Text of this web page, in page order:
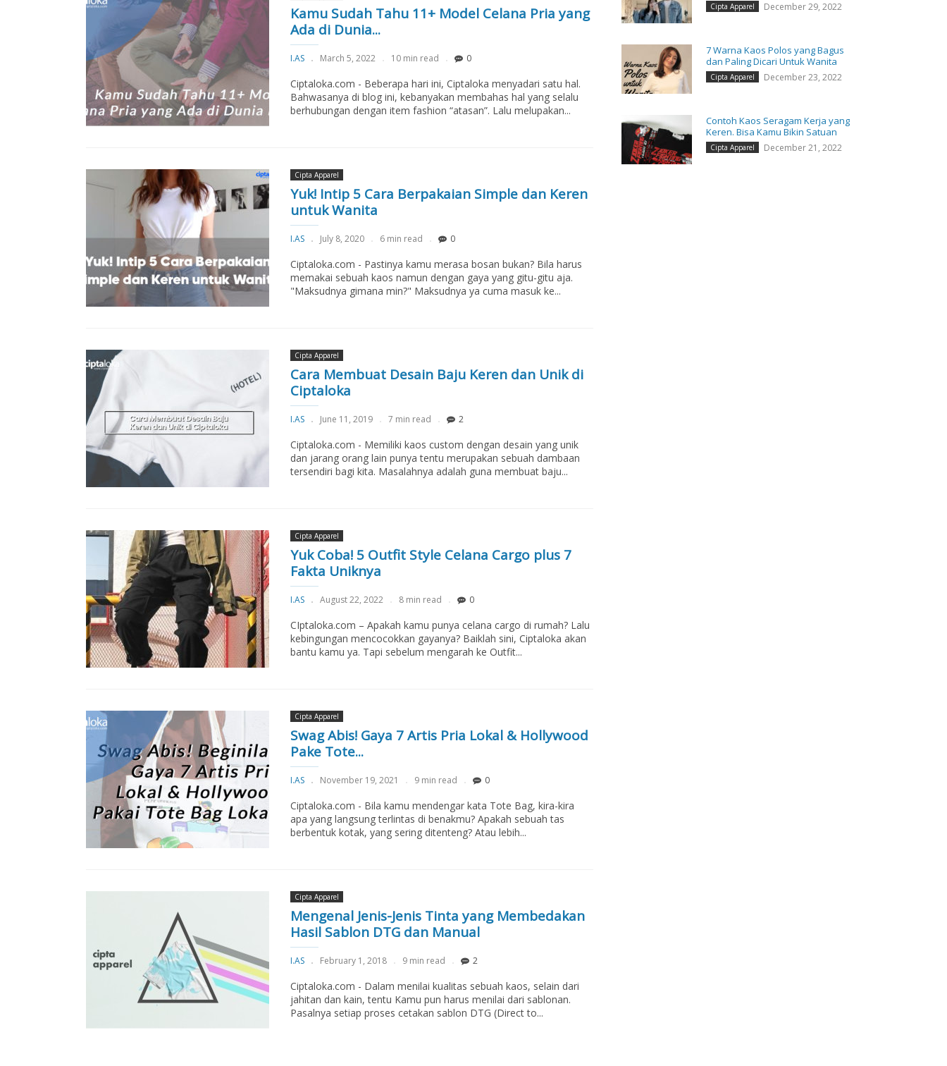
Kamu Sudah Tahu 11+ Model Celana Pria yang
Ada di Dunia...
I.AS March 5, 2022 10 min read 0
Ciptaloka.com - Beberapa hari ini, Ciptaloka menyadari satu hal.
Bahwasanya di blog ini, kebanyakan membahas hal yang selalu
berhubungan dengan item fashion “atasan”. Lalu melupakan...
Cipta Apparel
Yuk! Intip 5 Cara Berpakaian Simple dan Keren
untuk Wanita
I.AS July 8, 2020 6 min read 0
Ciptaloka.com - Pastinya kamu merasa bosan bukan? Bila harus
memakai sebuah kaos namun dengan gaya yang gitu-gitu aja.
"Maksudnya gimana min?" Maksudnya ya cuma masuk ke...
Cipta Apparel
Cara Membuat Desain Baju Keren dan Unik di
Ciptaloka
I.AS June 11, 2019 7 min read 2
Ciptaloka.com - Memiliki kaos custom dengan desain yang unik
dan jarang orang lain punya tentu merupakan sebuah dambaan
tersendiri bagi kita. Masalahnya adalah guna membuat baju...
Cipta Apparel
Yuk Coba! 5 Outfit Style Celana Cargo plus 7
Fakta Uniknya
I.AS August 22, 2022 8 min read 0
CIptaloka.com – Apakah kamu punya celana cargo di rumah? Lalu
kebingungan mencocokkan gayanya? Baiklah sini, Ciptaloka akan
bantu kamu ya. Tapi sebelum mengarah ke Outfit...
Cipta Apparel
Swag Abis! Gaya 7 Artis Pria Lokal & Hollywood
Pake Tote...
I.AS November 19, 2021 9 min read 0
Ciptaloka.com - Bila kamu mendengar kata Tote Bag, kira-kira
apa yang langsung terlintas di benakmu? Apakah sebuah tas
berbentuk kotak, yang sering ditenteng? Atau lebih...
Cipta Apparel
Mengenal Jenis-Jenis Tinta yang Membedakan
Hasil Sablon DTG dan Manual
I.AS February 1, 2018 9 min read 2
Ciptaloka.com - Dalam menilai kualitas sebuah kaos, selain dari
jahitan dan kain, tentu Kamu pun harus menilai dari sablonan.
Pasalnya setiap proses cetakan sablon DTG (Direct to...
Cipta Apparel December 29, 2022
7 Warna Kaos Polos yang Bagus
dan Paling Dicari Untuk Wanita
Cipta Apparel December 23, 2022
Contoh Kaos Seragam Kerja yang
Keren. Bisa Kamu Bikin Satuan
Cipta Apparel December 21, 2022